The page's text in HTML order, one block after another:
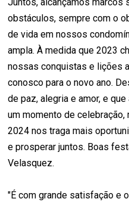
obstáculos, sempre com o
de vida em nossos
ampla. À medida que 2023
nossas conquistas e lições
conosco para o novo ano.
de paz, alegria e amor, e
um momento de celebração,
2024 nos traga mais
e prosperar juntos. Boas
Velasquez.
"É com grande satisfação e